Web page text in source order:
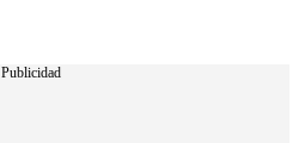
Publicidad